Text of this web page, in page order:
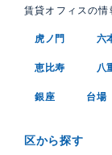
賃貸オフィスの情
虎ノ門 六
恵比寿 八
銀座 台場
区から探す